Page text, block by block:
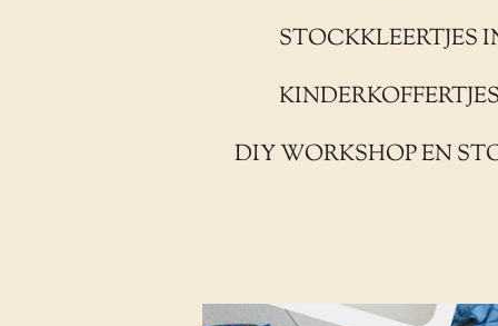
STOCKKLEERTJES
KINDERKOFFERTJES
DIY WORKSHOP EN